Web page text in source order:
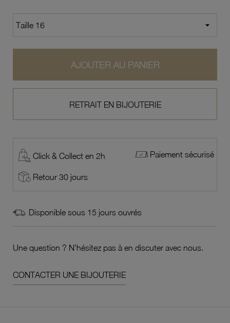
AJOUTER AU PANIER
RETRAIT EN BIJOUTERIE
Click & Collect en 2h Paiement sécurisé
Retour 30 jours
Disponible sous 15 jours ouvrés
Une question ? N'hésitez pas à en discuter avec nous.
CONTACTER UNE BIJOUTERIE